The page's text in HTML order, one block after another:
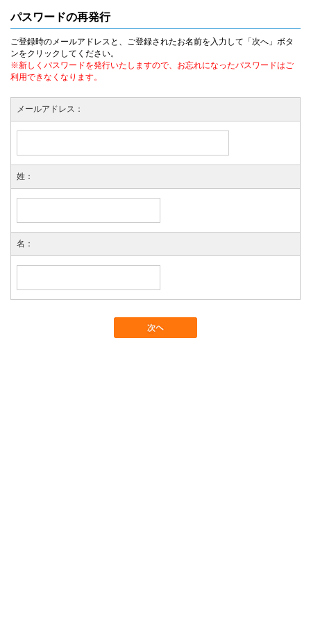
パスワードの再発行
ご登録時のメールアドレスと、ご登録されたお名前を入力して「次へ」ボタ
ンをクリックしてください。
※新しくパスワードを発行いたしますので、お忘れになったパスワードはご
利用できなくなります。
メールアドレス：
姓：
名：